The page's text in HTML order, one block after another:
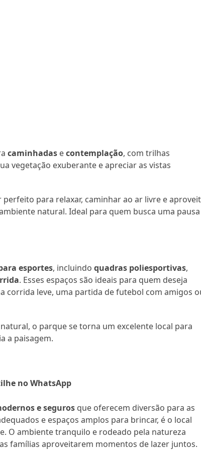
caminhadas econtemplação, com trilhas
vegetação exuberante e apreciar as vistas
para relaxar, caminhar ao ar livre e
natural. Ideal para quem busca uma pausa
esportes, incluindoquadras poliesportivas,
. Esses espaços são ideais para quem deseja
corrida leve, uma partida de futebol com amigos
o parque se torna um excelente local para
a paisagem.
no WhatsApp
e seguros que oferecem diversão para as
e espaços amplos para brincar, é o local
O ambiente tranquilo e rodeado pela natureza
famílias aproveitarem momentos de lazer juntos.